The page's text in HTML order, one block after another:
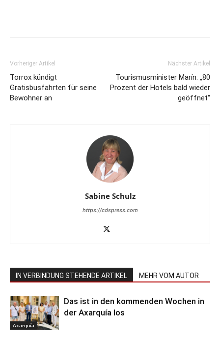
Vorheriger Artikel
Torrox kündigt
Gratisbusfahrten für seine
Bewohner an
Nächster Artikel
Tourismusminister Marín: „80
Prozent der Hotels bald wieder
geöffnet“
Sabine Schulz
https://cdspress.com
IN VERBINDUNG STEHENDE ARTIKEL MEHR VOM AUTOR
Axarquía
Das ist in den kommenden Wochen in
der Axarquía los